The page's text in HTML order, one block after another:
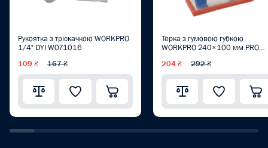
Рукоятка з тріскачкою WORKPRO
1/4" DYI W071016
109 ₴ 167 ₴
Терка з гумовою губкою
WORKPRO 240×100 мм PRO
204 ₴ 292 ₴